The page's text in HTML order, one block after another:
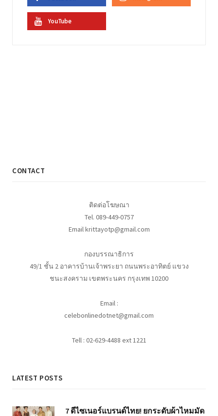
YouTube
CONTACT
ติดต่อโฆษณา
Tel. 089-449-0757
Email krittayotp@gmail.com
กองบรรณาธิการ
49/1 ชั้น 2 อาคารบ้านเจ้าพระยา ถนนพระอาทิตย์ แขวง
ชนะสงคราม เขตพระนคร กรุงเทพ 10200
Email :
celebonlinedotnet@gmail.com
Tell : 02-629-4488 ext 1221
LATEST POSTS
7 ดีไซเนอร์แบรนด์ไทย! ยกระดับผ้าไหมมัด